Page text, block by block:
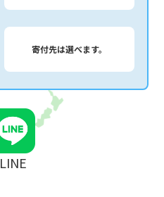
寄付先は選べます。
LINE